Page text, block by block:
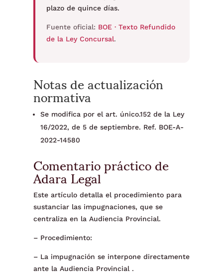
plazo de quince días.
Fuente oficial: BOE · Texto Refundido
de la Ley Concursal.
Notas de actualización
normativa
Se modifica por el art. único.152 de la Ley
16/2022, de 5 de septiembre. Ref. BOE-A-
2022-14580
Comentario práctico de
Adara Legal
Este artículo detalla el procedimiento para
sustanciar las impugnaciones, que se
centraliza en la Audiencia Provincial.
– Procedimiento:
– La impugnación se interpone directamente
ante la Audiencia Provincial .